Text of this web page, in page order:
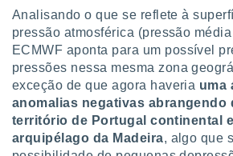
dados
através
Analisando o que se reflete à
pressão atmosférica (pressão
ECMWF aponta para um possível
pressões nessa mesma zona
exceção de que agora haveria uma
anomalias negativas abrangendo
território de Portugal continental
arquipélago da Madeira, algo que